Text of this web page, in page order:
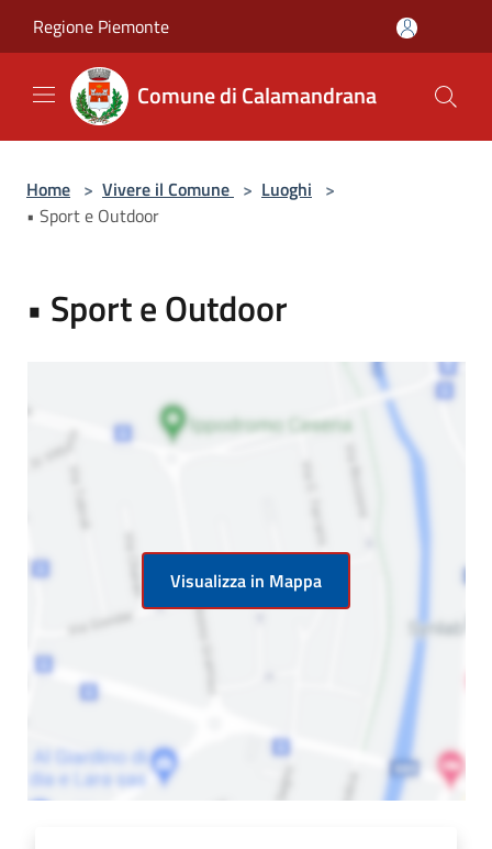
Regione Piemonte
Comune di Calamandrana
Home > Vivere il Comune > Luoghi >
• Sport e Outdoor
• Sport e Outdoor
Visualizza in Mappa